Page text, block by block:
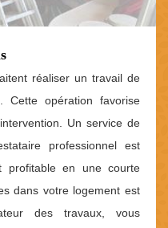
réaliser un travail de
Cette opération favorise
Un service de
professionnel est
profitable en une courte
dans votre logement est
des travaux, vous